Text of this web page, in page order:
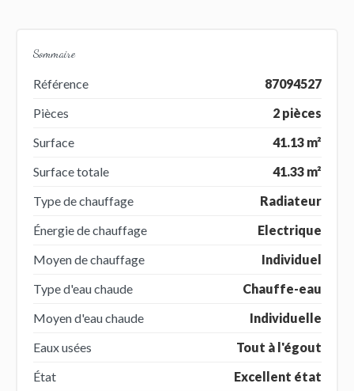
Sommaire
Référence
87094527
Pièces
2 pièces
Surface
41.13 m²
Surface totale
41.33 m²
Type de chauffage
Radiateur
Énergie de chauffage
Electrique
Moyen de chauffage
Individuel
Type d'eau chaude
Chauffe-eau
Moyen d'eau chaude
Individuelle
Eaux usées
Tout à l'égout
État
Excellent état